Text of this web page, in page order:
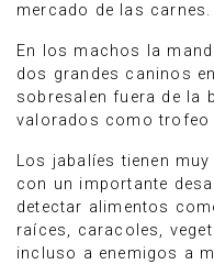
mercado de las carnes.
En los machos la
dos grandes caninos
sobresalen fuera de la
valorados como trofeo
Los jabalíes tienen
con un importante
detectar alimentos
raíces, caracoles,
incluso a enemigos a